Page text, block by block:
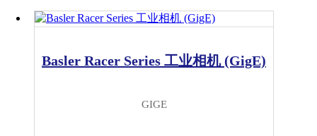
Basler Racer Series 工业相机 (GigE)
GIGE